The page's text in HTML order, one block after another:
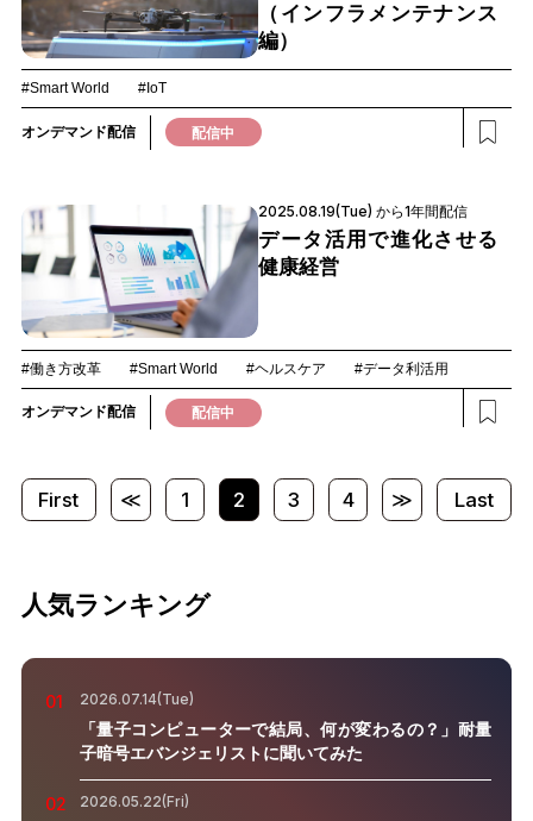
（インフラメンテナンス
編）
#Smart World #IoT
オンデマンド配信 配信中
2025.08.19(Tue) から1年間配信
データ活用で進化させる
健康経営
#働き方改革 #Smart World #ヘルスケア #データ利活用
オンデマンド配信 配信中
First ≪ 1 2 3 4 ≫ Last
人気ランキング
01 2026.07.14(Tue)
「量子コンピューターで結局、何が変わるの？」耐量
子暗号エバンジェリストに聞いてみた
02 2026.05.22(Fri)